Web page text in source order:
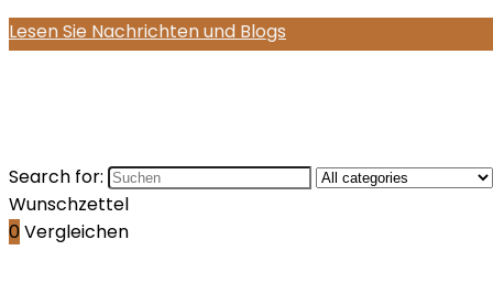
Lesen Sie Nachrichten und Blogs
Search for:
Wunschzettel
0 Vergleichen